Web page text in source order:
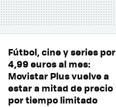
Fútbol, cine y series por
4,99 euros al mes:
Movistar Plus vuelve a
estar a mitad de precio
por tiempo limitado